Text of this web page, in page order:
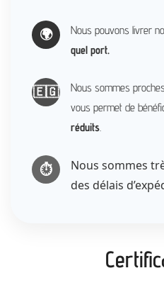
🌍 Nous pouvons livrer
quel port.
🇪🇬 Nous sommes
vous permet de
réduits.
⏱️ Nous sommes
des délais